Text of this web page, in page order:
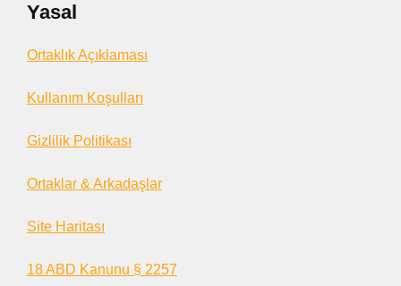
Yasal
Ortaklık Açıklaması
Kullanım Koşulları
Gizlilik Politikası
Ortaklar & Arkadaşlar
Site Haritası
18 ABD Kanunu § 2257